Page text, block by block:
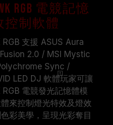
RGB 電競記憶
控制軟體
支援 ASUS Aura
2.0 / MSI Mystic
Sync /
LED DJ 軟體玩家可讓
電競發光記憶體模
來控制燈光特效及燈效
彩美學，呈現光彩奪目